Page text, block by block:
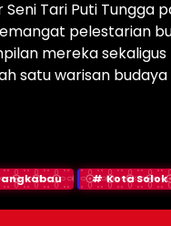
Tari Puti Tungga
pelestarian
mereka
satu warisan
Kota Solok